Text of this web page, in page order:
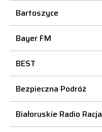
Bartoszyce
Bayer FM
BEST
Bezpieczna Podróż
Białoruskie Radio Racja